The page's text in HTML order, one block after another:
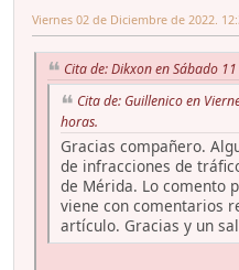
Viernes 02 de Diciembre de 2022.
Cita de: Dikxon en Sábado
Cita de: Guillenico en
horas.
Gracias compañero.
de infracciones de
de Mérida. Lo comento
viene con comentarios
artículo. Gracias y un